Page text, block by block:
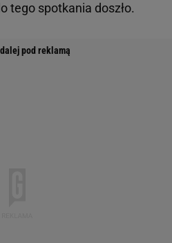
tego spotkania doszło.